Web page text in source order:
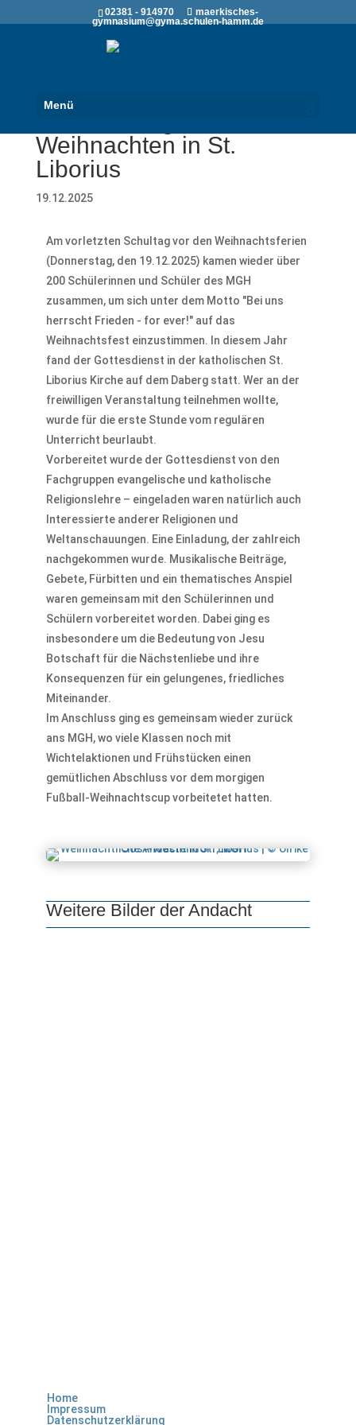
02381 - 914970
maerkisches-
gymnasium@gyma.schulen-hamm.de
Menü
Weihnachten in St.
Liborius
19.12.2025
Am vorletzten Schultag vor den Weihnachtsferien
(Donnerstag, den 19.12.2025) kamen wieder über
200 Schülerinnen und Schüler des MGH
zusammen, um sich unter dem Motto "Bei uns
herrscht Frieden - for ever!" auf das
Weihnachtsfest einzustimmen. In diesem Jahr
fand der Gottesdienst in der katholischen St.
Liborius Kirche auf dem Daberg statt. Wer an der
freiwilligen Veranstaltung teilnehmen wollte,
wurde für die erste Stunde vom regulären
Unterricht beurlaubt.
Vorbereitet wurde der Gottesdienst von den
Fachgruppen evangelische und katholische
Religionslehre – eingeladen waren natürlich auch
Interessierte anderer Religionen und
Weltanschauungen. Eine Einladung, der zahlreich
nachgekommen wurde. Musikalische Beiträge,
Gebete, Fürbitten und ein thematisches Anspiel
waren gemeinsam mit den Schülerinnen und
Schülern vorbereitet worden. Dabei ging es
insbesondere um die Bedeutung von Jesu
Botschaft für die Nächstenliebe und ihre
Konsequenzen für ein gelungenes, friedliches
Miteinander.
Im Anschluss ging es gemeinsam wieder zurück
ans MGH, wo viele Klassen noch mit
Wichtelaktionen und Frühstücken einen
gemütlichen Abschluss vor dem morgigen
Fußball-Weihnachtscup vorbeitetet hatten.
Weitere Bilder der Andacht
Home
Impressum
Datenschutzerklärung